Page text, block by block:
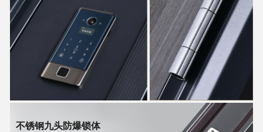
不锈钢九头防爆锁体